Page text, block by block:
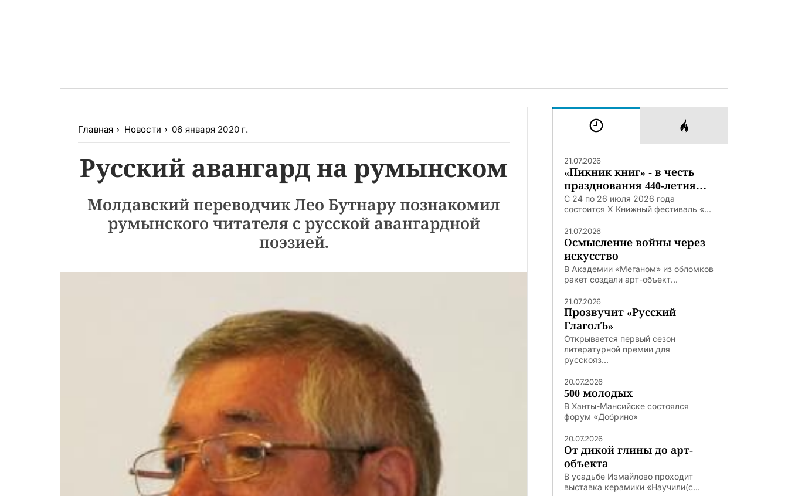
Главная Новости 06 января 2020 г.
Русский авангард на румынском
Молдавский переводчик Лео Бутнару познакомил
румынского читателя с русской авангардной
поэзией.
21.07.2026
«Пикник книг» - в честь
празднования 440-летия
Тюмени
С 24 по 26 июля 2026 года
состоится X Книжный фестиваль «...
21.07.2026
Осмысление войны через
искусство
В Академии «Меганом» из обломков
ракет создали арт-объект...
21.07.2026
Прозвучит «Русский
ГлаголЪ»
Открывается первый сезон
литературной премии для
русскояз...
20.07.2026
500 молодых
В Ханты-Мансийске состоялся
форум «Добрино»
20.07.2026
От дикой глины до арт-
объекта
В усадьбе Измайлово проходит
выставка керамики «Научили(с...